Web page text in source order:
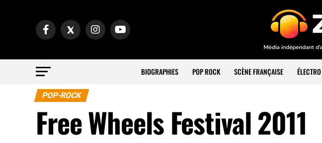
BIOGRAPHIES POP ROCK SCÈNE FRANÇAISE ÉLECTRO
POP-ROCK
Free Wheels Festival 2011